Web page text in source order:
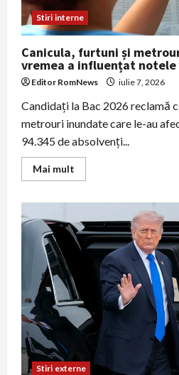
Stiri interne
Canicula, furtuni și
vremea a influențat notele
Editor RomNews iulie 7, 2026
Candidați la Bac 2026 reclamă
metrouri inundate care le-au
94.345 de absolvenți...
Mai mult
more
metrouri
inundate:
cum
vremea
influențat
notele
la
Bac
2026
Stiri externe